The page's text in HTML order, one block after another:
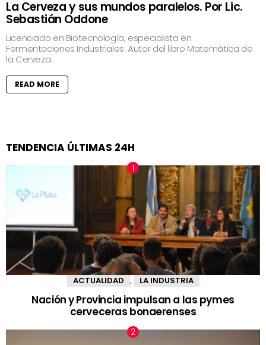
La Cerveza y sus mundos paralelos. Por Lic.
Sebastián Oddone
Licenciado en Biotecnología, especialista en
Fermentaciones Industriales. Autor del libro Matemática de
la Cerveza.
READ MORE
TENDENCIA ÚLTIMAS 24H
ACTUALIDAD LA INDUSTRIA
Nación y Provincia impulsan a las pymes
cerveceras bonaerenses